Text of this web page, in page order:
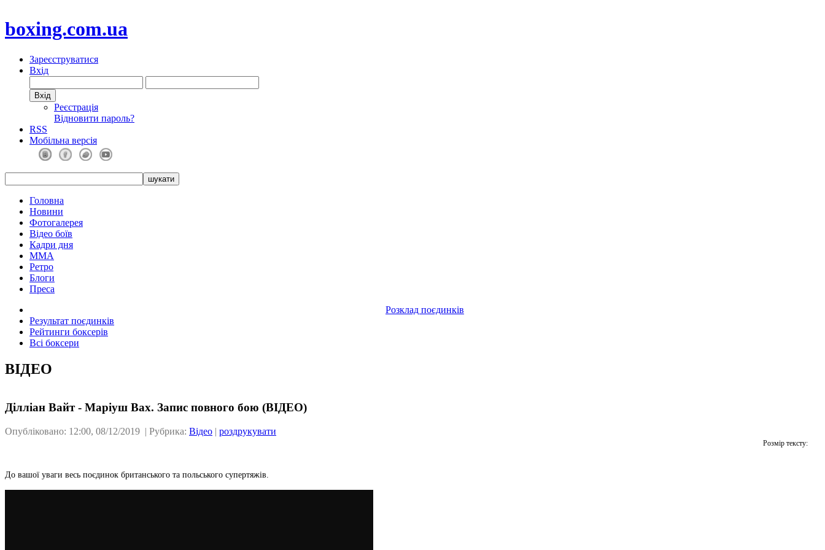
boxing.com.ua
Зареєструватися
Вхід
Реєстрація
Відновити пароль?
RSS
Мобільна версія
Головна
Новини
Фотогалерея
Відео боїв
Кадри дня
ММА
Ретро
Блоги
Преса
Розклад поєдинків
Результат поєдинків
Рейтинги боксерів
Всі боксери
ВІДЕО
Ділліан Вайт - Маріуш Вах. Запис повного бою (ВІДЕО)
Опубліковано: 12:00, 08/12/2019 | Рубрика: Відео | роздрукувати
Розмір тексту:
До вашої уваги весь поєдинок британського та польського супертяжів.